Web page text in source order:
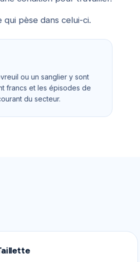
pèse dans celui-ci.
ou un sanglier y sont
francs et les épisodes de
du secteur.